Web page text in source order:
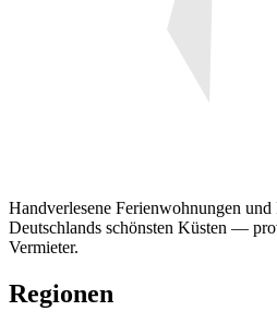
Handverlesene Ferienwohnungen und
Deutschlands schönsten Küsten —
Vermieter.
Regionen